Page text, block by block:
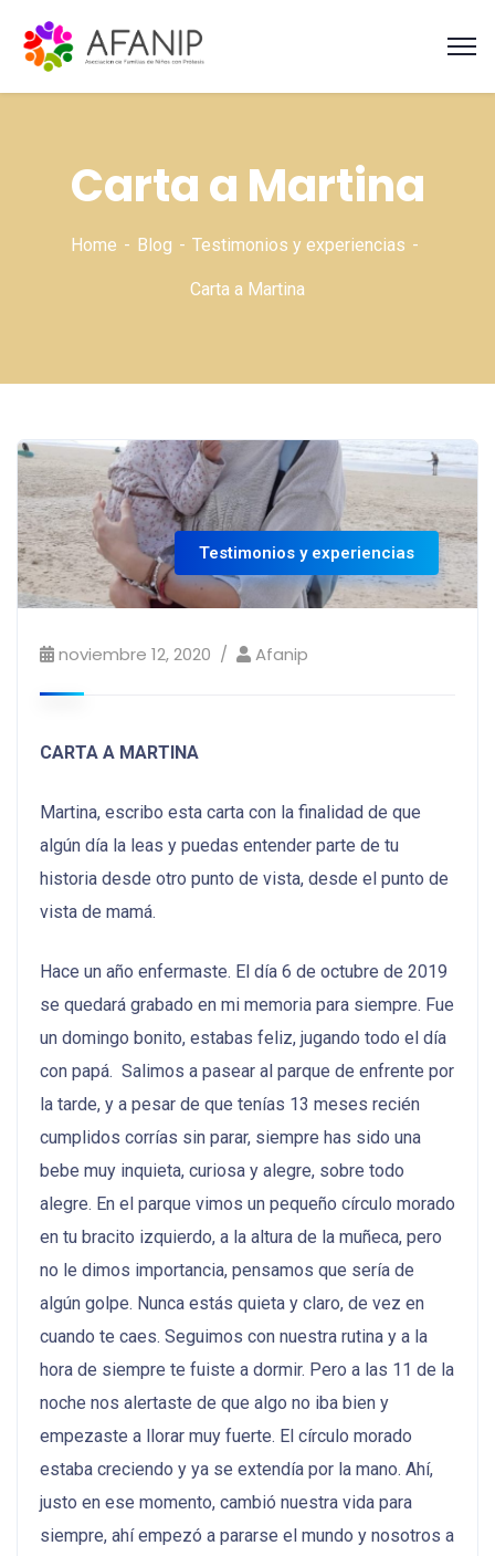
Carta a Martina
Home Blog Testimonios y experiencias
Carta a Martina
Testimonios y experiencias
noviembre 12, 2020 Afanip
CARTA A MARTINA
Martina, escribo esta carta con la finalidad de que
algún día la leas y puedas entender parte de tu
historia desde otro punto de vista, desde el punto de
vista de mamá.
Hace un año enfermaste. El día 6 de octubre de 2019
se quedará grabado en mi memoria para siempre. Fue
un domingo bonito, estabas feliz, jugando todo el día
con papá. Salimos a pasear al parque de enfrente por
la tarde, y a pesar de que tenías 13 meses recién
cumplidos corrías sin parar, siempre has sido una
bebe muy inquieta, curiosa y alegre, sobre todo
alegre. En el parque vimos un pequeño círculo morado
en tu bracito izquierdo, a la altura de la muñeca, pero
no le dimos importancia, pensamos que sería de
algún golpe. Nunca estás quieta y claro, de vez en
cuando te caes. Seguimos con nuestra rutina y a la
hora de siempre te fuiste a dormir. Pero a las 11 de la
noche nos alertaste de que algo no iba bien y
empezaste a llorar muy fuerte. El círculo morado
estaba creciendo y ya se extendía por la mano. Ahí,
justo en ese momento, cambió nuestra vida para
siempre, ahí empezó a pararse el mundo y nosotros a